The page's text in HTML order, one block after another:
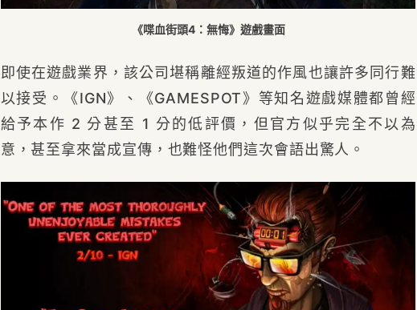
《喋血街頭4：無悔》遊戲畫面
即使在遊戲業界，該公司堪稱離經叛道的作風也讓許多同行難
以接受。《IGN》、《GAMESPOT》等知名遊戲媒體都曾經
給予本作 2 分甚至 1 分的低評價，但官方似乎完全不以為
意，甚至拿來當成宣傳，也難怪他們這次會語出驚人。